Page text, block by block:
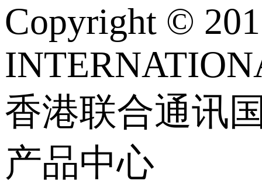
Copyright ©
香港联合通讯
产品中心